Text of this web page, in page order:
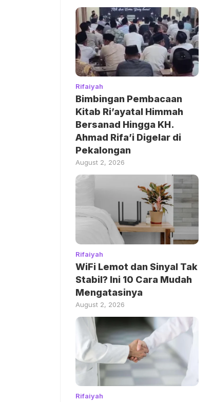
Rifaiyah
Bimbingan Pembacaan
Kitab Ri’ayatal Himmah
Bersanad Hingga KH.
Ahmad Rifa’i Digelar di
Pekalongan
August 2, 2026
Rifaiyah
WiFi Lemot dan Sinyal Tak
Stabil? Ini 10 Cara Mudah
Mengatasinya
August 2, 2026
Rifaiyah